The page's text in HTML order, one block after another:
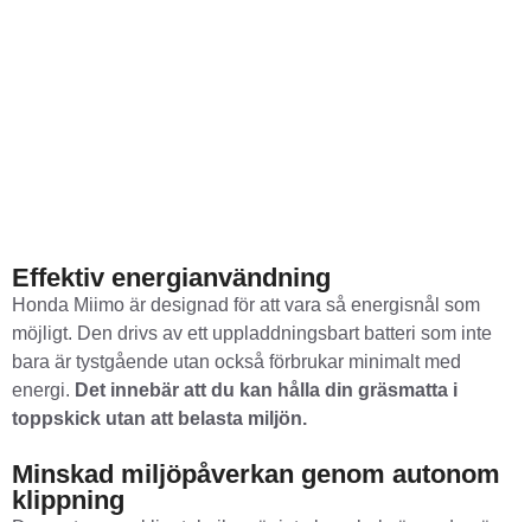
Effektiv energianvändning
Honda Miimo är designad för att vara så energisnål som
möjligt. Den drivs av ett uppladdningsbart batteri som inte
bara är tystgående utan också förbrukar minimalt med
energi. Det innebär att du kan hålla din gräsmatta i
toppskick utan att belasta miljön.
Minskad miljöpåverkan genom autonom
klippning